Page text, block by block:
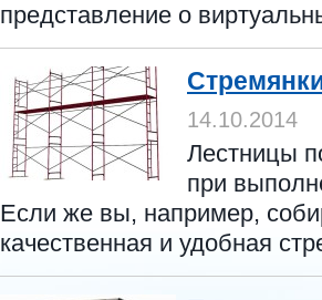
представление о
14.10.2014
Лестницы
при
Если же вы, например,
качественная и удобная